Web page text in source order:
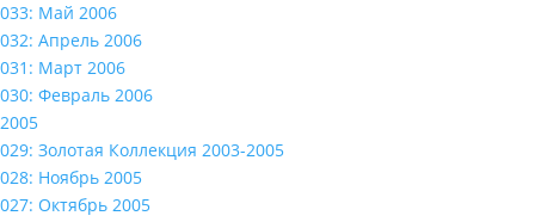
033: Май 2006
032: Апрель 2006
031: Март 2006
030: Февраль 2006
2005
029: Золотая Коллекция 2003-2005
028: Ноябрь 2005
027: Октябрь 2005